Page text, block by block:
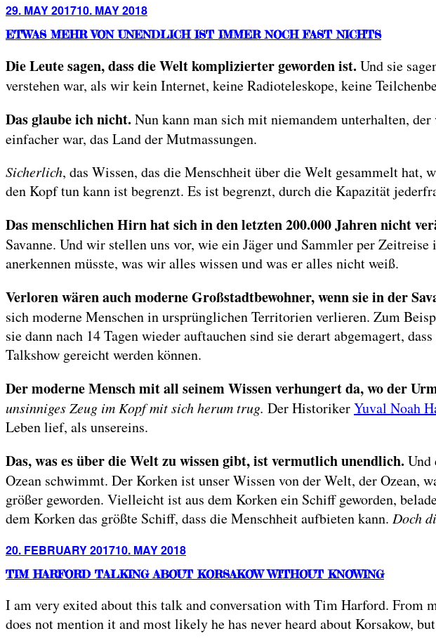
Posted
29. MAY 201710. MAY 2018
ETWAS MEHR VON UNENDLICH IST IMMER NOCH FAST NICHTS
Die Leute sagen, dass die Welt komplizierter geworden ist. Und sie
verstehen war, als wir kein Internet, keine Radioteleskope, keine
Das glaube ich nicht. Nun kann man sich mit niemandem unterhalten,
einfacher war, das Land der Mutmassungen.
Sicherlich, das Wissen, das die Menschheit über die Welt gesammelt hat,
den Kopf tun kann ist begrenzt. Es ist begrenzt, durch die Kapazität
Das menschlichen Hirn hat sich in den letzten 200.000 Jahren nicht
Savanne. Und wir stellen uns vor, wie ein Jäger und Sammler per
anerkennen müsste, was wir alles wissen und was er alles nicht weiß.
Verloren wären auch moderne Großstadtbewohner, wenn sie in der
sich moderne Menschen in ursprünglichen Territorien verlieren. Zum
sie dann nach 14 Tagen wieder auftauchen sind sie derart abgemagert,
Talkshow gereicht werden können.
Der moderne Mensch mit all seinem Wissen verhungert da, wo der
unsinniges Zeug im Kopf mit sich herum trug. Der HistorikerYuval Noah
Leben lief, als unsereins.
Das, was es über die Welt zu wissen gibt, ist vermutlich unendlich. Und
Ozean schwimmt. Der Korken ist unser Wissen von der Welt, der
größer geworden. Vielleicht ist aus dem Korken ein Schiff geworden,
dem Korken das größte Schiff, dass die Menschheit aufbieten kann. Doch
Posted
20. FEBRUARY 201710. MAY 2018
TIM HARFORD TALKING ABOUT KORSAKOW WITHOUT KNOWING
I am very exited about this talk and conversation with Tim Harford. From
does not mention it and most likely he has never heard about Korsakow,